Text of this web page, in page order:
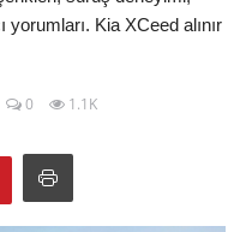
yorumları. Kia XCeed alınır
0 1.1K